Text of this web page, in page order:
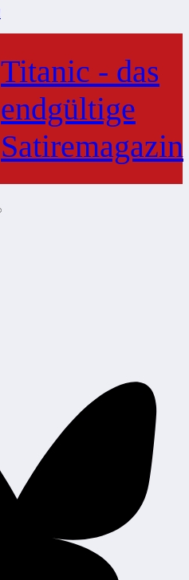
Titanic - das
endgültige
Satiremagazin